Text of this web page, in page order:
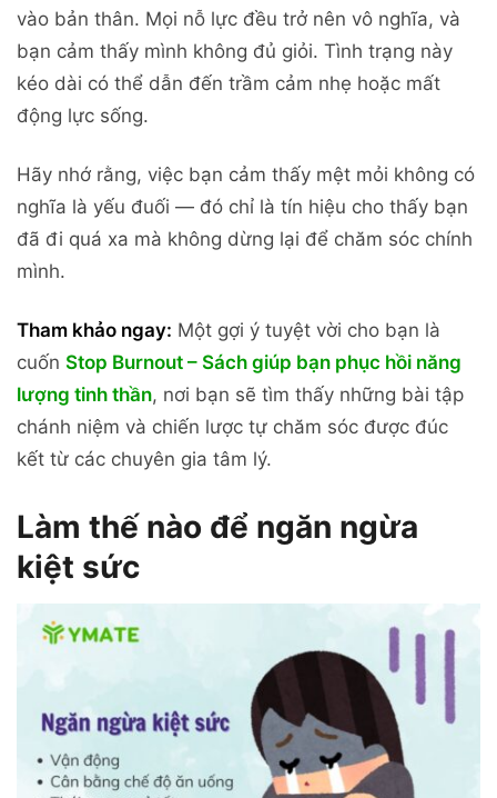
vào bản thân. Mọi nỗ lực đều trở nên vô nghĩa, và
bạn cảm thấy mình không đủ giỏi. Tình trạng này
kéo dài có thể dẫn đến trầm cảm nhẹ hoặc mất
động lực sống.
Hãy nhớ rằng, việc bạn cảm thấy mệt mỏi không có
nghĩa là yếu đuối — đó chỉ là tín hiệu cho thấy bạn
đã đi quá xa mà không dừng lại để chăm sóc chính
mình.
Tham khảo ngay: Một gợi ý tuyệt vời cho bạn là
cuốn Stop Burnout – Sách giúp bạn phục hồi năng
lượng tinh thần, nơi bạn sẽ tìm thấy những bài tập
chánh niệm và chiến lược tự chăm sóc được đúc
kết từ các chuyên gia tâm lý.
Làm thế nào để ngăn ngừa
kiệt sức